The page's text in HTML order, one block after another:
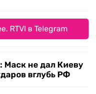
RTVI в Telegram
Маск не дал Киеву
вглубь РФ